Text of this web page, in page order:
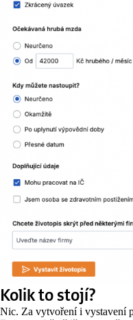
Kolik to stojí?
Nic. Za vytvoření i vystavení